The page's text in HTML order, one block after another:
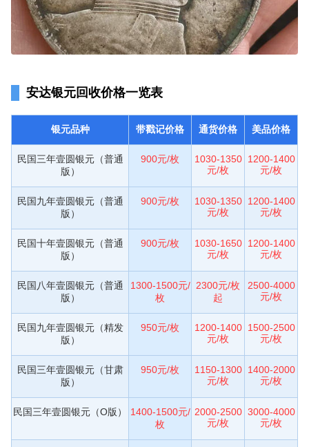
安达银元回收价格一览表
银元品种 带戳记价格 通货价格 美品价格
民国三年壹圆银元（普通
版）
900元/枚
1030-1350
元/枚
1200-1400
元/枚
民国九年壹圆银元（普通
版）
900元/枚
1030-1350
元/枚
1200-1400
元/枚
民国十年壹圆银元（普通
版）
900元/枚
1030-1650
元/枚
1200-1400
元/枚
民国八年壹圆银元（普通
版）
1300-1500元/
枚
2300元/枚
起
2500-4000
元/枚
民国九年壹圆银元（精发
版）
950元/枚
1200-1400
元/枚
1500-2500
元/枚
民国三年壹圆银元（甘肃
版）
950元/枚
1150-1300
元/枚
1400-2000
元/枚
民国三年壹圆银元（O版）
1400-1500元/
枚
2000-2500
元/枚
3000-4000
元/枚